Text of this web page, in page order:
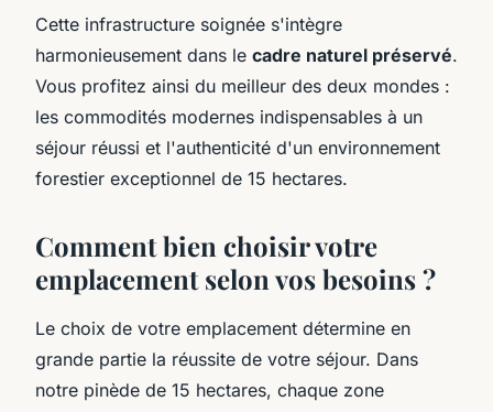
Cette infrastructure soignée s'intègre
harmonieusement dans le cadre naturel préservé.
Vous profitez ainsi du meilleur des deux mondes :
les commodités modernes indispensables à un
séjour réussi et l'authenticité d'un environnement
forestier exceptionnel de 15 hectares.
Comment bien choisir votre
emplacement selon vos besoins ?
Le choix de votre emplacement détermine en
grande partie la réussite de votre séjour. Dans
notre pinède de 15 hectares, chaque zone